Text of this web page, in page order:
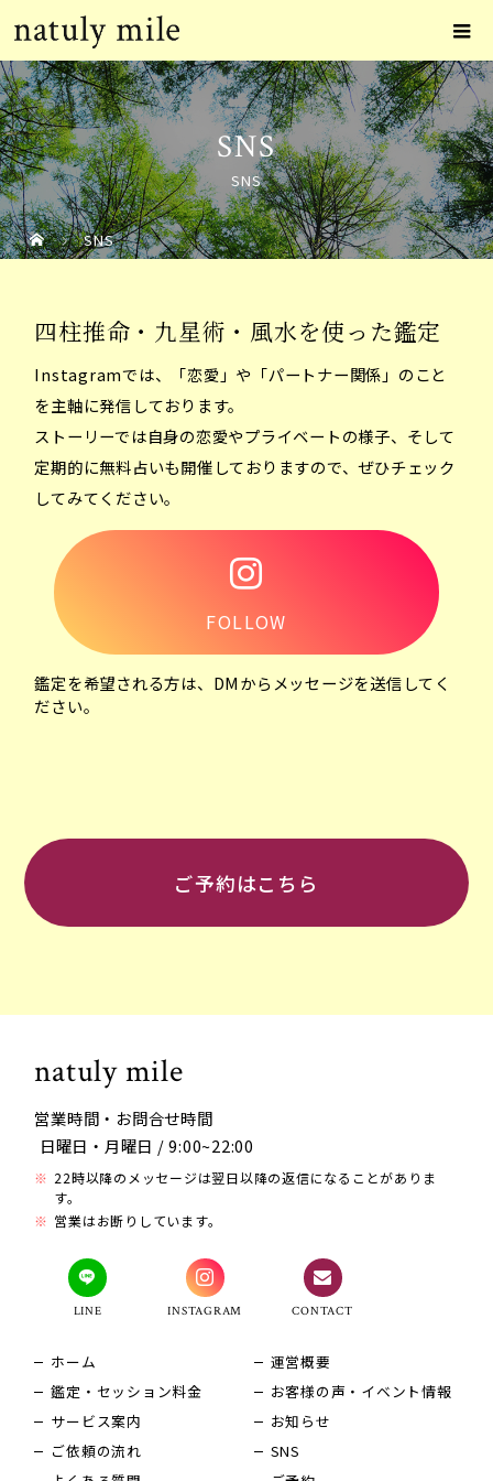
SNS
SNS
SNS
四柱推命・九星術・風水を使った鑑定
Instagramでは、「恋愛」や「パートナー関係」のこと
を主軸に発信しております。
ストーリーでは自身の恋愛やプライベートの様子、そして
定期的に無料占いも開催しておりますので、ぜひチェック
してみてください。
FOLLOW
鑑定を希望される方は、DMからメッセージを送信してく
ださい。
ご予約はこちら
natuly mile
営業時間・お問合せ時間
日曜日・月曜日 / 9:00~22:00
22時以降のメッセージは翌日以降の返信になることがありま
す。
営業はお断りしています。
LINE INSTAGRAM CONTACT
ホーム
鑑定・セッション料金
サービス案内
ご依頼の流れ
運営概要
お客様の声・イベント情報
お知らせ
SNS